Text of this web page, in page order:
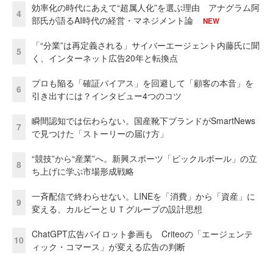
4
効率化の時代にあえて“超属人化”を選ぶ理由 アナグラム阿
部氏が語るAI時代の経営・マネジメント論
NEW
5
「“分業”は再定義される」サイバーエージェント内藤氏に聞
く、インターネット広告20年と転換点
6
プロも陥る「確証バイアス」を回避して「顧客の本音」を
引き出すには？インタビュー4つのコツ
7
瞬間認知では伝わらない。国産靴下ブランドがSmartNews
で見つけた「ストーリーの届け方」
8
“競技”から“産業”へ。新興スポーツ「ピックルボール」の立
ち上げに学ぶ市場形成戦略
9
一斉配信で終わらせない。LINEを「消費」から「資産」に
変える、カルビーとＵＴグループの設計思想
10
ChatGPT広告パイロット参画も Criteoの「エージェンテ
ィック・コマース」が変える広告の判断